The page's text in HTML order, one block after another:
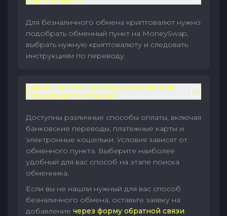
Для безналичного обмена криптовалют нужно
подобрать обменный пункт на MoneySwap,
выбрать нужную криптовалюту и следовать
инструкциям по переводу.
Какие способы оплаты доступны для
безналичного обмена?
Доступны различные способы оплаты, включая
банковские переводы, платежные карты и
электронные кошельки. Условия зависят от
обменного пункта. Выберите наиболее
удобный для вас способ на этапе поиска
обменника.
Если вы не нашли нужный для вас способ
безналичного обмена, оставьте заявку на
добавление через форму обратной связи.